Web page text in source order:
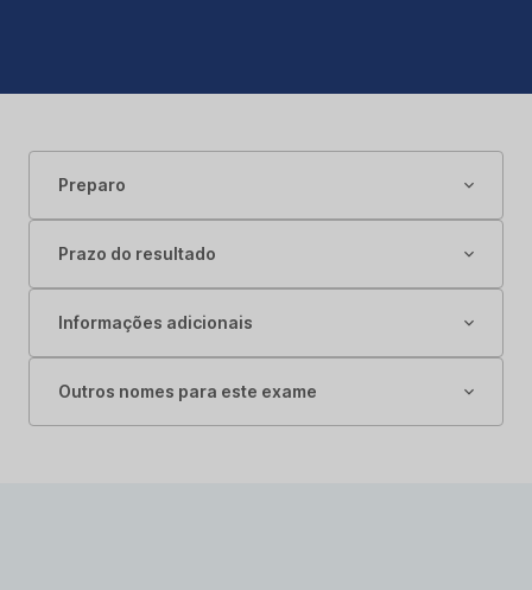
Preparo
Prazo do resultado
Informações adicionais
Outros nomes para este exame